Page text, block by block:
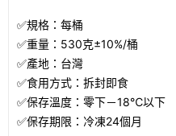
✅規格：每桶
✅重量：530克±10%/桶
✅產地：台灣
✅食用方式：拆封即食
✅保存溫度：零下－18℃以下
✅保存期限：冷凍24個月